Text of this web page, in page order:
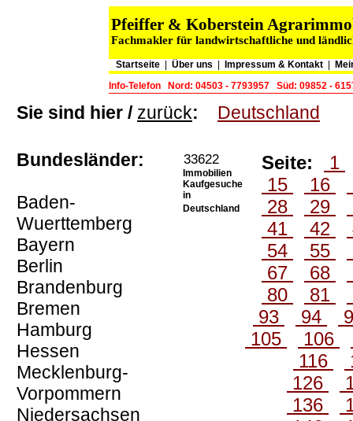
Pfeiffer & Koberstein
Fachmakler für landwirtschaftliche und
Startseite Über uns Impressum & Kontakt
Info-Telefon
Nord: 04503 - 7793957 Süd: 09852 -
Sie sind hier / zurück: Deutschland
Bundesländer:
Baden-
Wuerttemberg
Bayern
Berlin
Brandenburg
Bremen
Hamburg
Hessen
Mecklenburg-
Vorpommern
Niedersachsen
33622
Immobilien
Kaufgesuche
in
Deutschland
Seite:
1
15
16
28
29
41
42
54
55
67
68
80
81
93
94
105
106
116
126
136